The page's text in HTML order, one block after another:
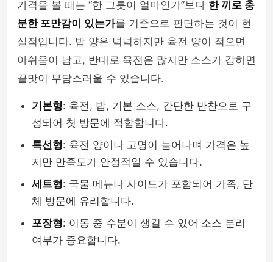
가격을 볼 때는 “한 그릇이 얼마인가”보다 한 끼로 충
분한 포만감이 있는가를 기준으로 판단하는 것이 현
실적입니다. 밥 양은 넉넉하지만 육전 양이 적으면
아쉬움이 남고, 반대로 육전은 많지만 소스가 강하면
끝맛이 부담스러울 수 있습니다.
기본형: 육전, 밥, 기본 소스, 간단한 반찬으로 구
성되어 첫 방문에 적합합니다.
특선형: 육전 양이나 고명이 늘어나며 가격은 높
지만 만족도가 안정적일 수 있습니다.
세트형: 국물 메뉴나 사이드가 포함되어 가족, 단
체 방문에 유리합니다.
포장형: 이동 중 수분이 생길 수 있어 소스 분리
여부가 중요합니다.